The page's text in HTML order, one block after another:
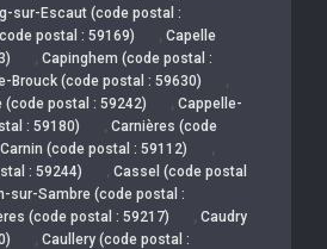
sur-Escaut (code postal :
postal : 59169) , Capelle
, Capinghem (code postal :
Brouck (code postal : 59630) ,
postal : 59242) , Cappelle-
: 59180)
, Carnières (code
Carnin (code postal : 59112) ,
: 59244) , Cassel (code postal
sur-Sambre (code postal :
(code postal : 59217) , Caudry
, Caullery (code postal :